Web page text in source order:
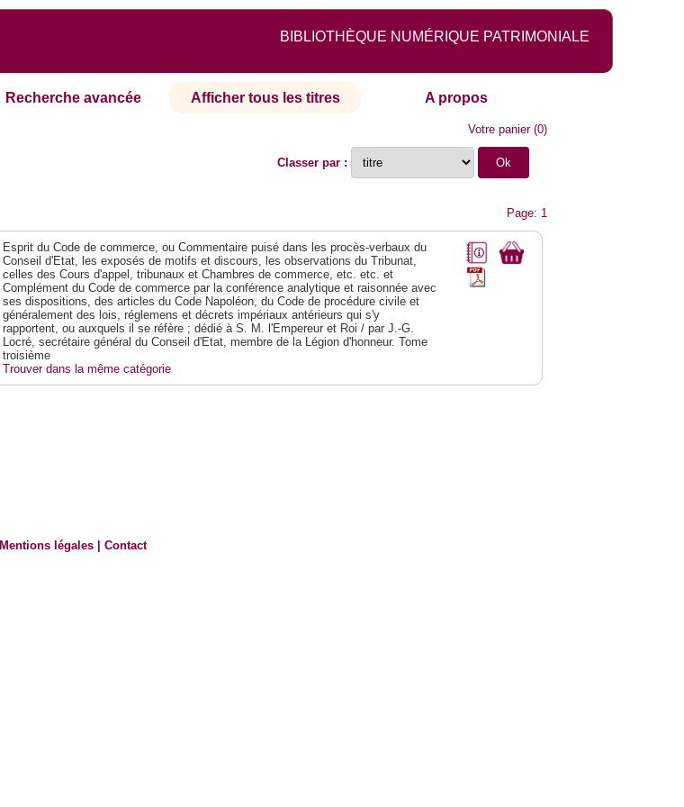
BIBLIOTHÈQUE NUMÉRIQUE PATRIMONIALE
Recherche avancée Afficher tous les titres A propos
Votre panier(0)
Classer par :
Page: 1
Esprit du Code de commerce, ou Commentaire puisé dans les procès-verbaux du
Conseil d'Etat, les exposés de motifs et discours, les observations du Tribunat,
celles des Cours d'appel, tribunaux et Chambres de commerce, etc. etc. et
Complément du Code de commerce par la conférence analytique et raisonnée avec
ses dispositions, des articles du Code Napoléon, du Code de procédure civile et
généralement des lois, réglemens et décrets impériaux antérieurs qui s'y
rapportent, ou auxquels il se réfère ; dédié à S. M. l'Empereur et Roi / par J.-G.
Locré, secrétaire général du Conseil d'Etat, membre de la Légion d'honneur. Tome
troisième
Trouver dans la même catégorie
Mentions légales |Contact